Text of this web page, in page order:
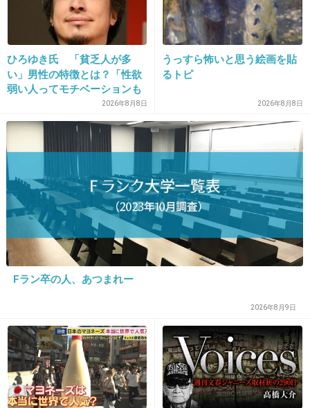
2026/07/08(水) 20:43:43
この人、愚か者とかも言ってたけど
クズも愚か者もお前だよ
すごいないろいろと
+85
28. 匿名 2026/07/08(水) 20:43:51
お前がおかしいよね？
+54
自分もくずじゃん。他国の市民の命を奪って。
この人はノーベル平和賞なんて貰える訳ない
よ。
+102 -1
ひろゆき氏 「貧乏人が多
い」男性の特徴とは？「性欲
弱い人ってモチベーションも
低いので貧乏人多い」2026年8月8日
うっすら怖いと思う絵画を貼
るトピ
2026年8月8日
Fラン卒の人、あつまれー
2026年8月9日